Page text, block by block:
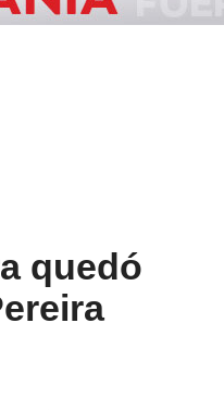
quedó